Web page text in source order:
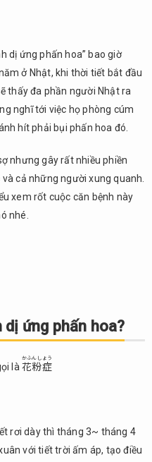
dị ứng phấn hoa” bao giờ
ở Nhật, khi thời tiết bắt đầu
thấy đa phần người Nhật ra
nghĩ tới việc họ phòng cúm
hít phải bụi phấn hoa đó.
nhưng gây rất nhiều phiền
cả những người xung quanh.
xem rốt cuộc căn bệnh này
nhé.
dị ứng phấn hoa?
là 花粉症
かふんしょう
rơi dày thì tháng 3~ tháng 4
với tiết trời ấm áp, tạo điều